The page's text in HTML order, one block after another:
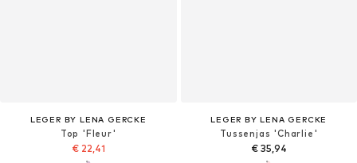
LEGER BY LENA GERCKE
Top 'Fleur'
€ 22,41
LEGER BY LENA GERCKE
Tussenjas 'Charlie'
€ 35,94